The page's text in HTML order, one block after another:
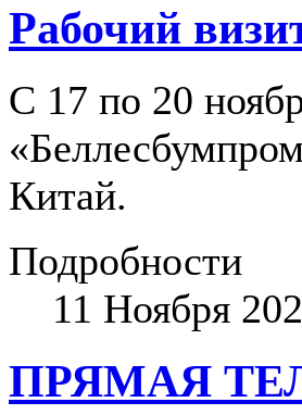
Рабочий
С 17 по 20
Китай.
Подробности
11 Ноября
ПРЯМАЯ